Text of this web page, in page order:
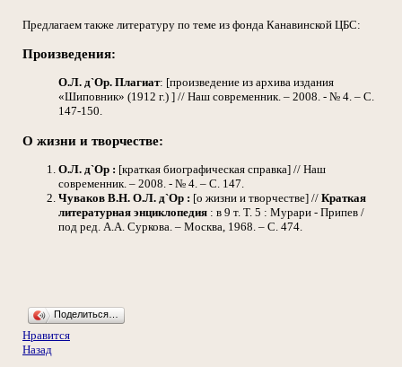
Предлагаем также литературу по теме из фонда Канавинской ЦБС:
Произведения:
О.Л. д`Ор. Плагиат: [произведение из архива издания
«Шиповник» (1912 г.) ] // Наш современник. – 2008. - № 4. – С.
147-150.
О жизни и творчестве:
О.Л. д`Ор : [краткая биографическая справка] // Наш
современник. – 2008. - № 4. – С. 147.
Чуваков В.Н. О.Л. д`Ор : [о жизни и творчестве] // Краткая
литературная энциклопедия : в 9 т. Т. 5 : Мурари - Припев /
под ред. А.А. Суркова. – Москва, 1968. – С. 474.
Поделиться…
Нравится
Назад